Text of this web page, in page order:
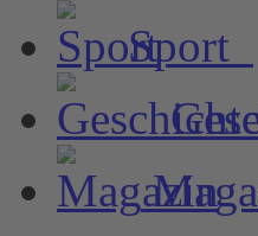
Sport